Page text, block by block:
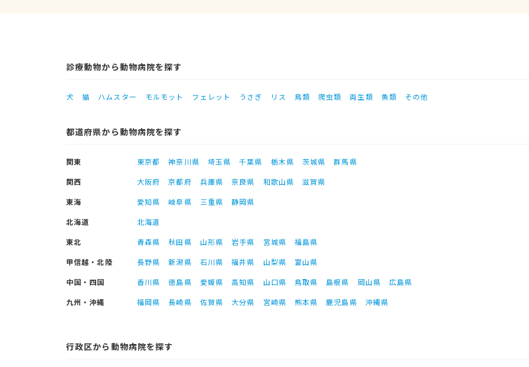
診療動物から動物病院を探す
犬 猫 ハムスター モルモット フェレット うさぎ リス 鳥類 爬虫類 両生類 魚類 その他
都道府県から動物病院を探す
関東 東京都 神奈川県 埼玉県 千葉県 栃木県 茨城県
群馬県
関西
大阪府 京都府 兵庫県 奈良県 和歌山県
滋賀県
東海
愛知県 岐阜県 三重県
静岡県
北海道
北海道
東北
青森県 秋田県 山形県 岩手県 宮城県
福島県
甲信越・北陸
長野県 新潟県 石川県 福井県 山梨県
富山県
中国・四国
香川県 徳島県 愛媛県 高知県 山口県 鳥取県 島根県 岡山県
広島県
九州・沖縄
福岡県 長崎県 佐賀県 大分県 宮崎県 熊本県 鹿児島県 沖縄県
行政区から動物病院を探す